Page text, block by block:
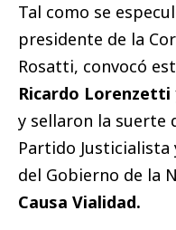
Tal como se
presidente de la
Rosatti, convocó
Ricardo Lorenzetti
y sellaron la suerte
Partido
del Gobierno de la
Causa Vialidad.